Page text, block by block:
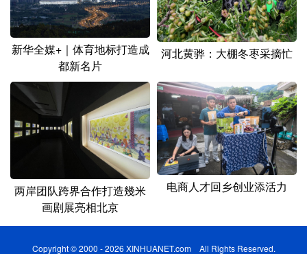
新华全媒+｜体育地标打造成
都新名片
河北黄骅：大棚冬枣采摘忙
两岸团队跨界合作打造幾米
画剧展亮相北京
电商人才回乡创业添活力
Copyright © 2000 - 2026 XINHUANET.com All Rights Reserved.